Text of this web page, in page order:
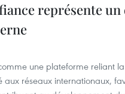
représente
une plateforme reliant
réseaux internationaux,